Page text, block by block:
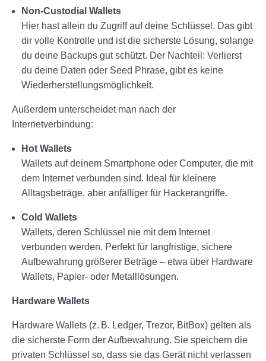
Non-Custodial Wallets
Hier hast allein du Zugriff auf deine Schlüssel. Das gibt
dir volle Kontrolle und ist die sicherste Lösung, solange
du deine Backups gut schützt. Der Nachteil: Verlierst
du deine Daten oder Seed Phrase, gibt es keine
Wiederherstellungsmöglichkeit.
Außerdem unterscheidet man nach der
Internetverbindung:
Hot Wallets
Wallets auf deinem Smartphone oder Computer, die mit
dem Internet verbunden sind. Ideal für kleinere
Alltagsbeträge, aber anfälliger für Hackerangriffe.
Cold Wallets
Wallets, deren Schlüssel nie mit dem Internet
verbunden werden. Perfekt für langfristige, sichere
Aufbewahrung größerer Beträge – etwa über Hardware
Wallets, Papier- oder Metalllösungen.
Hardware Wallets
Hardware Wallets (z. B. Ledger, Trezor, BitBox) gelten als
die sicherste Form der Aufbewahrung. Sie speichern die
privaten Schlüssel so, dass sie das Gerät nicht verlassen